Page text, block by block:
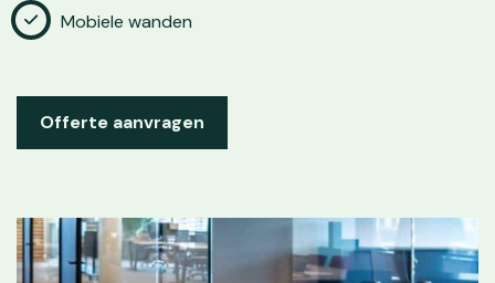
Mobiele wanden
Offerte aanvragen